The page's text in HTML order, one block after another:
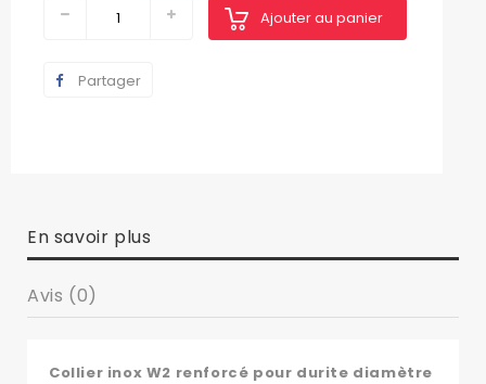
Ajouter au panier
Partager
En savoir plus
Avis (0)
Collier inox W2 renforcé pour durite diamètre